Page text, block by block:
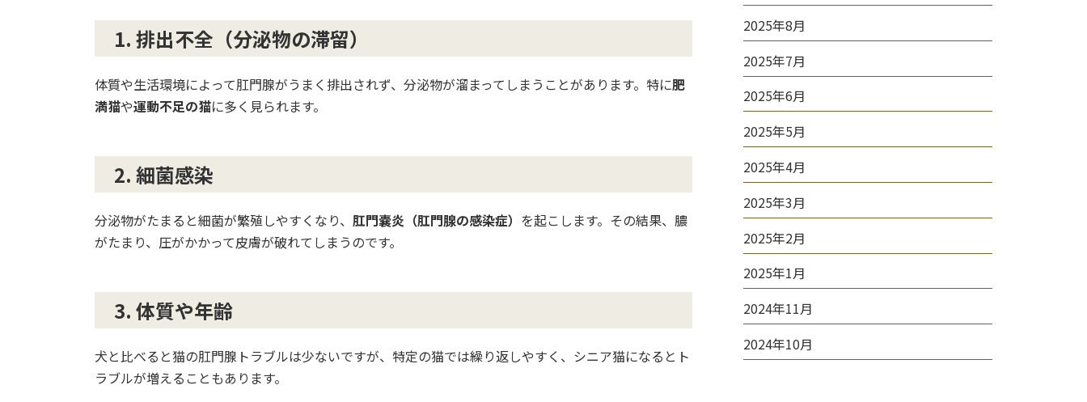
1. 排出不全（分泌物の滞留）
体質や生活環境によって肛門腺がうまく排出されず、分泌物が溜まってしまうことがあります。特に肥
満猫や運動不足の猫に多く見られます。
2. 細菌感染
分泌物がたまると細菌が繁殖しやすくなり、 肛門嚢炎（肛門腺の感染症） を起こします。その結果、膿
がたまり、圧がかかって皮膚が破れてしまうのです。
3. 体質や年齢
犬と比べると猫の肛門腺トラブルは少ないですが、特定の猫では繰り返しやすく、シニア猫になるとト
ラブルが増えることもあります。
2025年8月
2025年7月
2025年6月
2025年5月
2025年4月
2025年3月
2025年2月
2025年1月
2024年11月
2024年10月